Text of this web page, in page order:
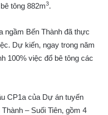
tông 882m3.
ngầm Bến Thành đã thực
Dự kiến, ngay trong năm
100% việc đổ bê tông các
CP1a của Dự án tuyến
– Suối Tiên, gồm 4